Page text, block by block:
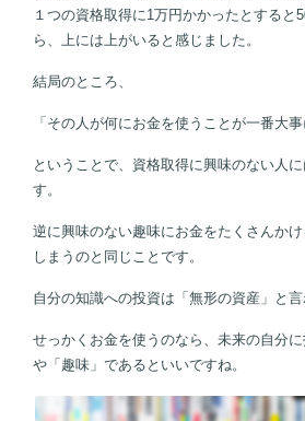
１つの資格取得に1万円かかったとすると
ら、上には上がいると感じました。
結局のところ、
「その人が何にお金を使うことが一番大事
ということで、資格取得に興味のない人
す。
逆に興味のない趣味にお金をたくさんか
しまうのと同じことです。
自分の知識への投資は「無形の資産」と言
せっかくお金を使うのなら、未来の自分に
や「趣味」であるといいですね。